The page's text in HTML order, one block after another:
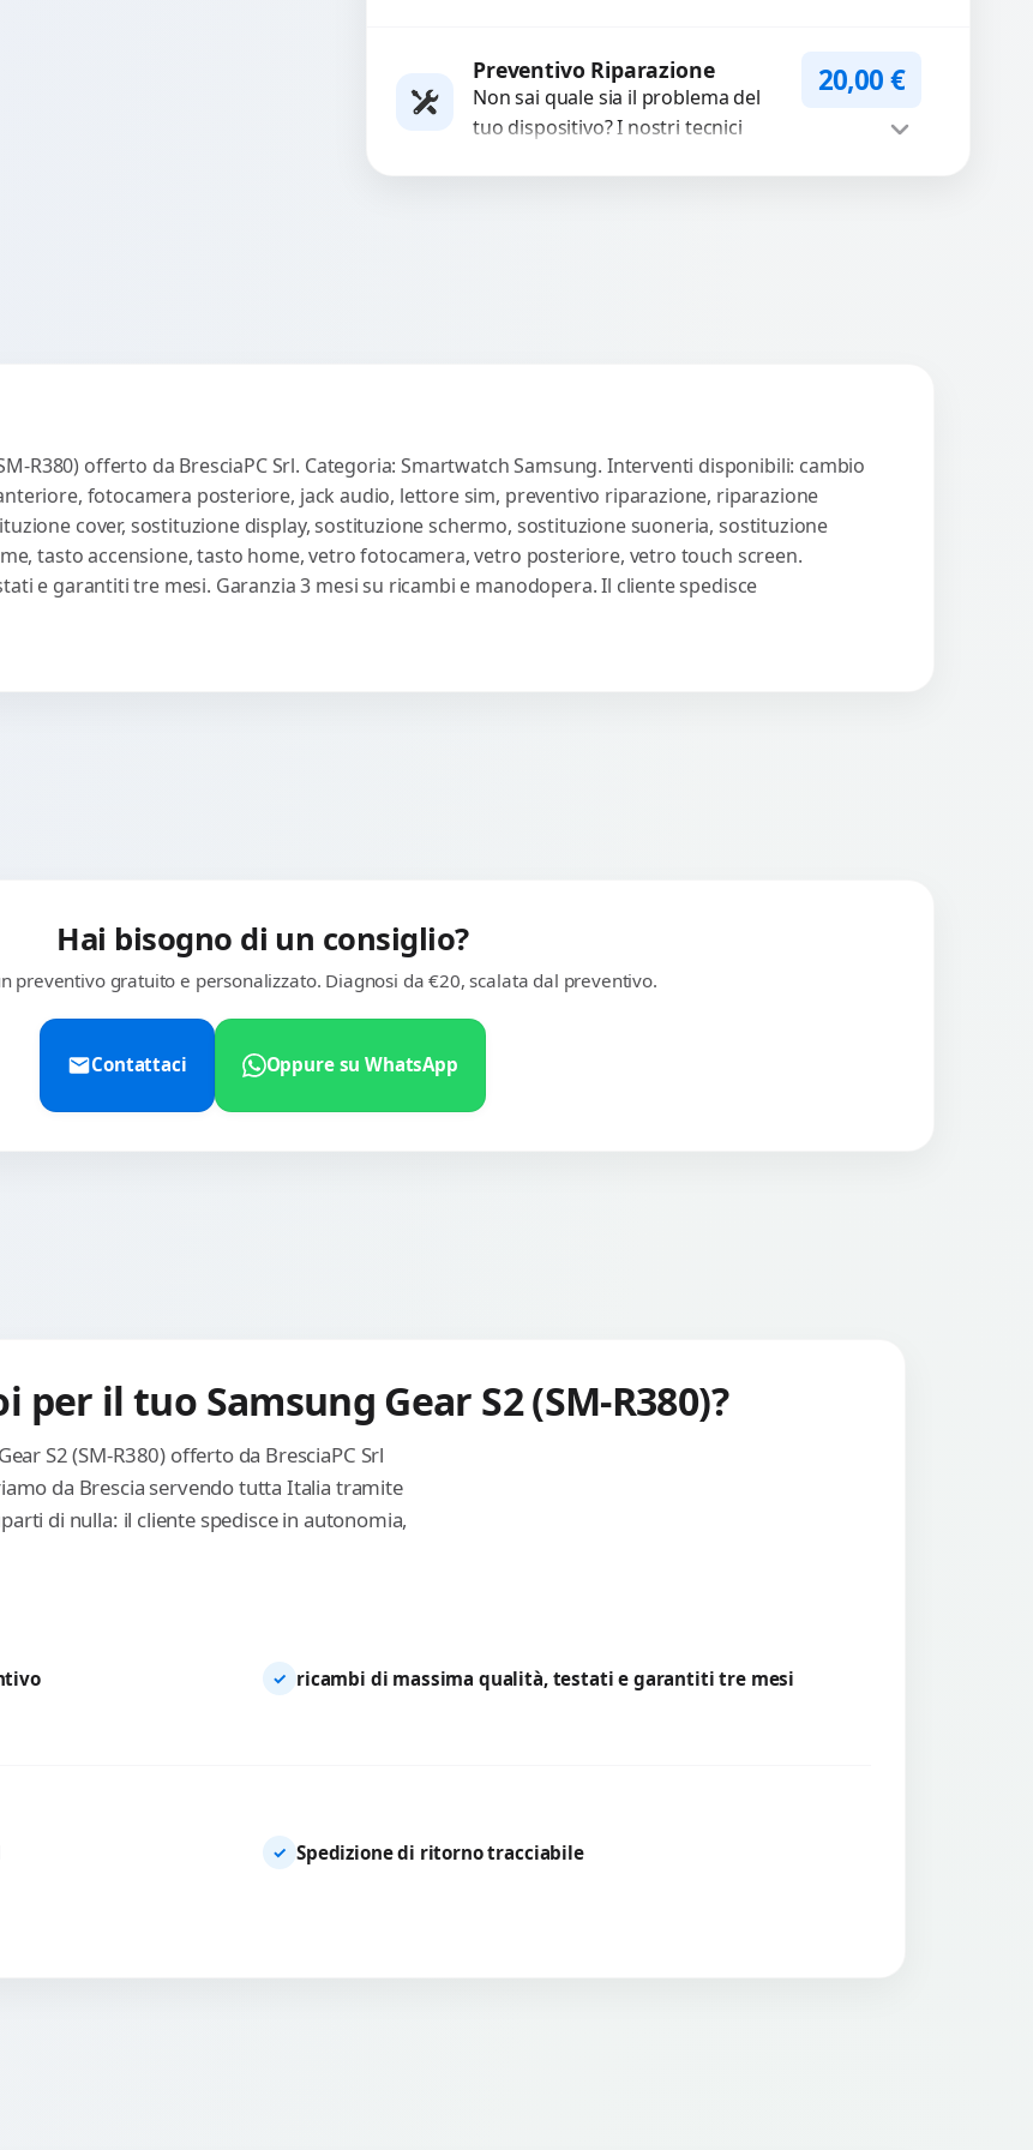
o sostituzione con
ricambi...
Richiedi Preventivo
Preventivo Riparazione
Non sai quale sia il problema del
tuo dispositivo? I nostri tecnici
20,00€
R380) offerto da BresciaPC Srl. Categoria: Smartwatch Samsung. Interventi disponibili: cambio
fotocamera posteriore, jack audio, lettore sim, preventivo riparazione, riparazione
cover, sostituzione display, sostituzione schermo, sostituzione suoneria, sostituzione
tasto accensione, tasto home, vetro fotocamera, vetro posteriore, vetro touch screen.
e garantiti tre mesi. Garanzia 3 mesi su ricambi e manodopera. Il cliente spedisce
Hai bisogno di un consiglio?
preventivo gratuito e personalizzato. Diagnosi da €20, scalata dal preventivo.
Contattaci Oppure su WhatsApp
per il tuo Samsung Gear S2 (SM-R380)?
S2 (SM-R380) offerto da BresciaPC Srl
da Brescia servendo tutta Italia tramite
di nulla: il cliente spedisce in autonomia,
✓ ricambi di massima qualità, testati e garantiti tre mesi
✓ Spedizione di ritorno tracciabile